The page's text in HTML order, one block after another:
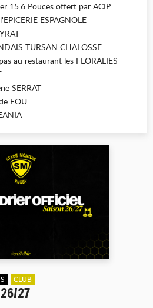
15.6 Pouces offert par ACIP
ESPAGNOLE
TURSAN CHALOSSE
au restaurant les FLORALIES
SERRAT
FOU
CLUB
27